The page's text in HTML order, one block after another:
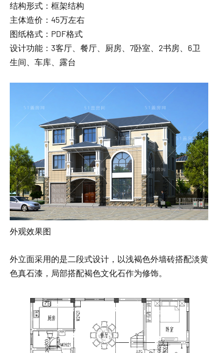
结构形式：框架结构
主体造价：45万左右
图纸格式：PDF格式
设计功能：3客厅、餐厅、厨房、7卧室、2书房、6卫
生间、车库、露台
外观效果图
外立面采用的是二段式设计，以浅褐色外墙砖搭配淡黄
色真石漆，局部搭配褐色文化石作为修饰。